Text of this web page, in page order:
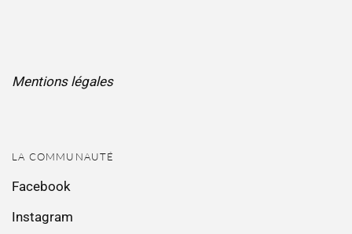
Mentions légales
LA COMMUNAUTÉ
Facebook
Instagram